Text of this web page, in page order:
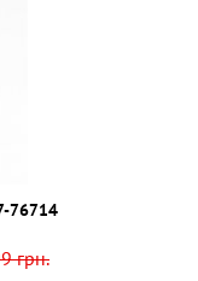
76714
грн.